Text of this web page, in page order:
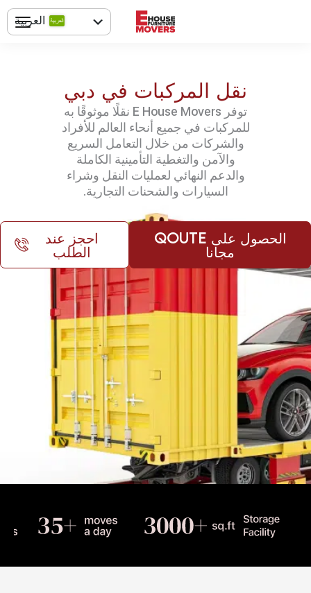
العربية
نقل المركبات في دبي
توفر E House Movers نقلًا موثوقًا به
للمركبات في جميع أنحاء العالم للأفراد
والشركات من خلال التعامل السريع
والآمن والتغطية التأمينية الكاملة
والدعم النهائي لعمليات النقل وشراء
السيارات والشحنات التجارية.
الحصول على Qoute
مجانا
احجز عند
الطلب